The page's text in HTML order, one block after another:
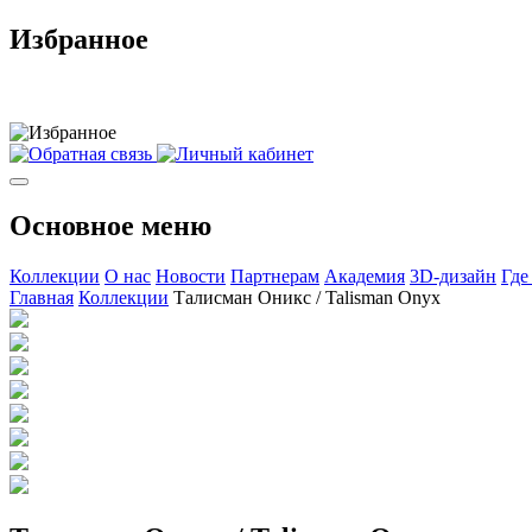
Избранное
Основное меню
Коллекции О нас Новости Партнерам Академия 3D-дизайн
Главная Коллекции Талисман Оникс / Talisman Onyx